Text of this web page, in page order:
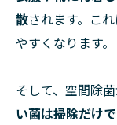
散されます。こ
やすくなります。
そして、空間除
い菌は掃除だけ